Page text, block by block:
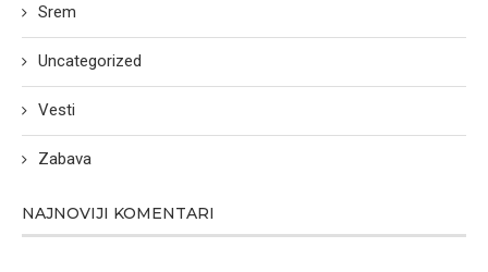
Srem
Uncategorized
Vesti
Zabava
NAJNOVIJI KOMENTARI